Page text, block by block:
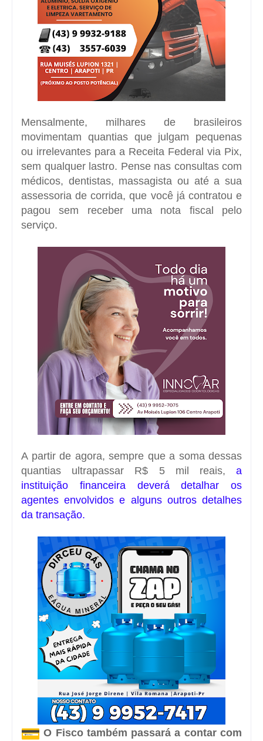
Mensalmente, milhares de brasileiros
movimentam quantias que julgam pequenas
ou irrelevantes para a Receita Federal via Pix,
sem qualquer lastro. Pense nas consultas com
médicos, dentistas, massagista ou até a sua
assessoria de corrida, que você já contratou e
pagou sem receber uma nota fiscal pelo
serviço.
A partir de agora, sempre que a soma dessas
quantias ultrapassar R$ 5 mil reais, a
instituição financeira deverá detalhar os
agentes envolvidos e alguns outros detalhes
da transação.
️O Fisco também passará a contar com